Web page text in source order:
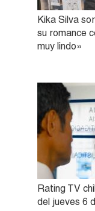
Kika Silva
su romance
muy lindo»
Rating TV
del jueves 6